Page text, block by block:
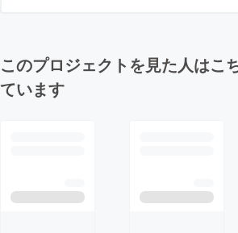
このプロジェクトを見た人はこ
ています